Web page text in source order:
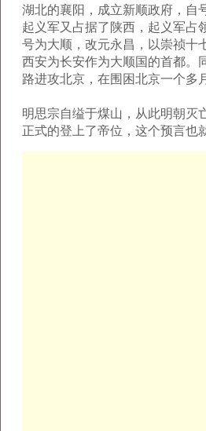
湖北的襄阳，成立新顺政府，自
起义军又占据了陕西，起义军占
号为大顺，改元永昌，以崇祯十
西安为长安作为大顺国的首都。
路进攻北京，在围困北京一个多
明思宗自缢于煤山，从此明朝灭
正式的登上了帝位，这个预言也